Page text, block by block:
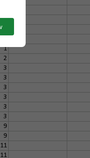
1
2
3
3
3
3
3
3
9
9
11
11